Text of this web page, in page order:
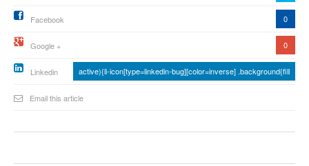
Facebook 0
Google + 0
Linkedin active){li-icon[type=linkedin-bug][color=inverse] .background{fill
Email this article